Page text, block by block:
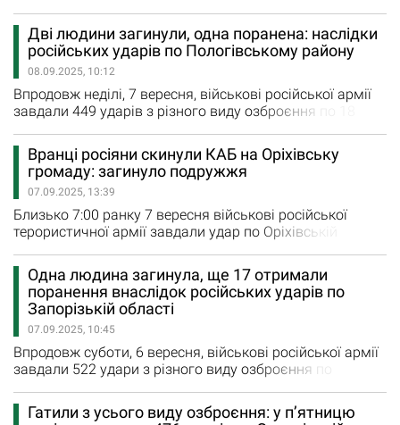
Гуляйполе, Оріхів та Малу Токмачку росіяни чотири
рази обстріляли з РСЗВ. Ще сім авіаційних ударів
ворог завдав по Веселянці, Гуляйполю, Новоданилівці
та Червоному. 127 артилерійських ударів завдано
окупантами по…
Дві людини загинули, одна поранена: наслідки
російських ударів по Пологівському району
08.09.2025, 10:12
Впродовж неділі, 7 вересня, військові російської армії
завдали 449 ударів з різного виду озброєння по 18
обстріляли з реактивних систем залпового вогню
Білогірʼя, Червоне та Малинівку. Вісім авіаційних
ударів ворог завдав по Лукʼянівському, Новопавлівці,
Щербаках, Вишневому, Червоному та Малинівці. 110
артилерійських…
Вранці росіяни скинули КАБ на Оріхівську
громаду: загинуло подружжя
07.09.2025, 13:39
Близько 7:00 ранку 7 вересня військові російської
терористичної армії завдали удар по Оріхівській
авіабомбу на село Новопавлівка. Внаслідок
російського удару зруйновано будинок мирних
мешканців. На місці влучання виникла пожежа,
площею 10 кв. м, яку приборкали рятувальники. На
жаль, російська авіабомба вбила 49-річну…
Одна людина загинула, ще 17 отримали
поранення внаслідок російських ударів по
Запорізькій області
07.09.2025, 10:45
Впродовж суботи, 6 вересня, військові російської армії
завдали 522 удари з різного виду озброєння по
міст та сіл Запорізького, Пологівського та
Василівського районів, а також Запоріжжя. Росіяни
Гатили з усього виду озброєння: у п’ятницю